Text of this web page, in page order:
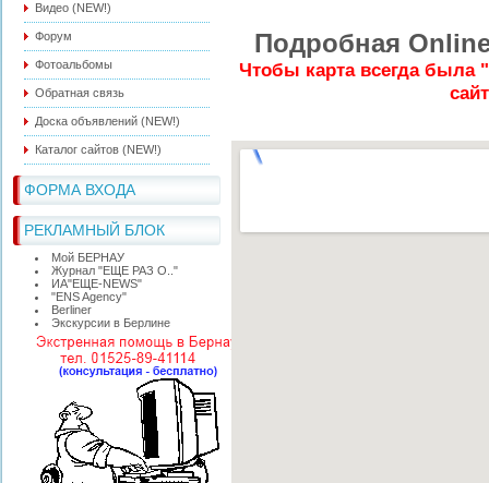
Видео (NEW!)
Форум
Фотоальбомы
Обратная связь
Доска объявлений (NEW!)
Каталог сайтов (NEW!)
ФОРМА ВХОДА
РЕКЛАМНЫЙ БЛОК
Мой БЕРНАУ
Журнал "ЕЩЕ РАЗ О.."
ИА"ЕЩЕ-NEWS"
"ЕNS Agency"
Berliner
Экскурсии в Берлине
Подробная
Чтобы карта всегда была